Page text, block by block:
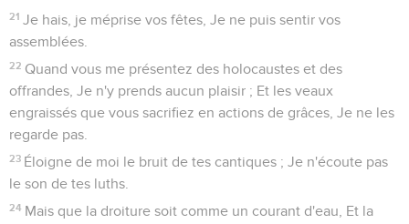
21 Je hais, je méprise vos fêtes, Je ne puis sentir vos
assemblées.
22 Quand vous me présentez des holocaustes et des
offrandes, Je n'y prends aucun plaisir ; Et les veaux
engraissés que vous sacrifiez en actions de grâces, Je ne les
regarde pas.
23 Éloigne de moi le bruit de tes cantiques ; Je n'écoute pas
le son de tes luths.
24 Mais que la droiture soit comme un courant d'eau, Et la